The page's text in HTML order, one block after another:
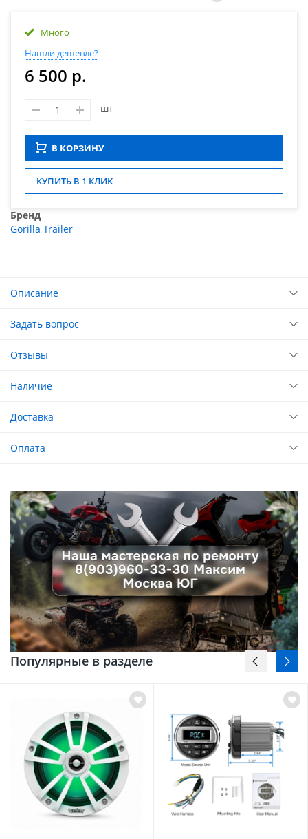
Много
Нашли дешевле?
6 500 р.
шт
В КОРЗИНУ
КУПИТЬ В 1 КЛИК
Бренд
Gorilla Trailer
Описание
Задать вопрос
Отзывы
Наличие
Доставка
Оплата
Популярные в разделе